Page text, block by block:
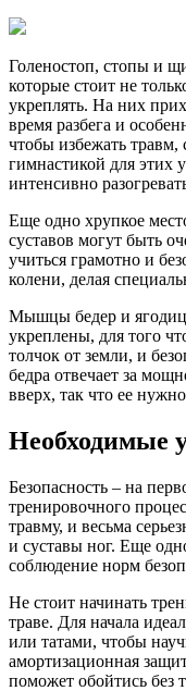
Голеностоп, стопы и
которые стоит не
укреплять. На них
время разбега и
чтобы избежать травм,
гимнастикой для этих
интенсивно
Еще одно хрупкое
суставов могут быть
учиться грамотно и
колени, делая
Мышцы бедер и
укреплены, для того
толчок от земли, и
бедра отвечает за
вверх, так что ее
Необходимые
Безопасность – на
тренировочного
травму, и весьма
и суставы ног. Еще
соблюдение норм
Не стоит начинать
траве. Для начала
или татами, чтобы
амортизационная
поможет обойтись без